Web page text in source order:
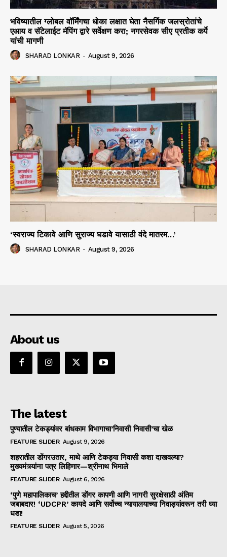
भविष्यातील ग्लोबल वॉर्मिंगचा धोका लक्षात घेता नैसर्गिक जलस्रोतांचे
एआय व सॅटेलाईट मॅपिंग द्वारे सर्वेक्षण करा; नगरसेवक सीए प्रतीक कर्पे
यांची मागणी
SHARAD LONKAR - August 9, 2026
‘स्वराज्य टिकावे आणि सुराज्य घडावे यासाठी वंदे मातरम…’
SHARAD LONKAR - August 9, 2026
About us
The latest
पुण्यातील टेकड्यांवर बांधकाम विभागाचा’निवासी निवासी’चा खेळ
FEATURE SLIDER August 9, 2026
शहरातील डोंगरउतार, माथे आणि टेकड्या निवासी कशा दाखवल्या?
मुख्यमंत्र्यांना पत्र लिहिणार—श्रीनाथ भिमाले
FEATURE SLIDER August 6, 2026
‘पुणे महापालिकाच’ हद्दीतील डोंगर कापणी आणि नागरी सुरक्षेसाठी अंतिम
जबाबदार! ‘UDCPR’ कायदे आणि सर्वोच्च न्यायालयाच्या निवाड्यांवरून तरी घ्या
धडा!
FEATURE SLIDER August 5, 2026